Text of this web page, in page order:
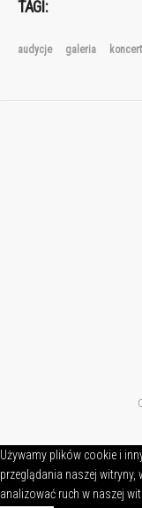
TAGI:
audycje galeria
Używamy plików cookie i
przeglądania naszej witryny,
analizować ruch w naszej